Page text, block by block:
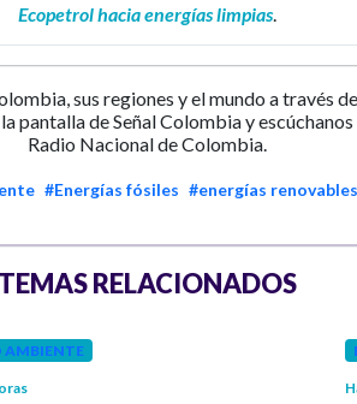
Ecopetrol hacia energías limpias.
sus regiones y el mundo a través
pantalla de Señal Colombia y
Radio Nacional de Colombia.
#Energías fósiles #energías renovables
TEMAS RELACIONADOS
AMBIENTE